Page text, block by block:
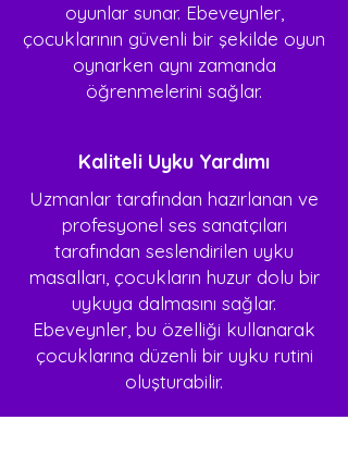
oyunlar sunar. Ebeveynler,
çocuklarının güvenli bir şekilde oyun
oynarken aynı zamanda
öğrenmelerini sağlar.
Kaliteli Uyku Yardımı
Uzmanlar tarafından hazırlanan ve
profesyonel ses sanatçıları
tarafından seslendirilen uyku
masalları, çocukların huzur dolu bir
uykuya dalmasını sağlar.
Ebeveynler, bu özelliği kullanarak
çocuklarına düzenli bir uyku rutini
oluşturabilir.